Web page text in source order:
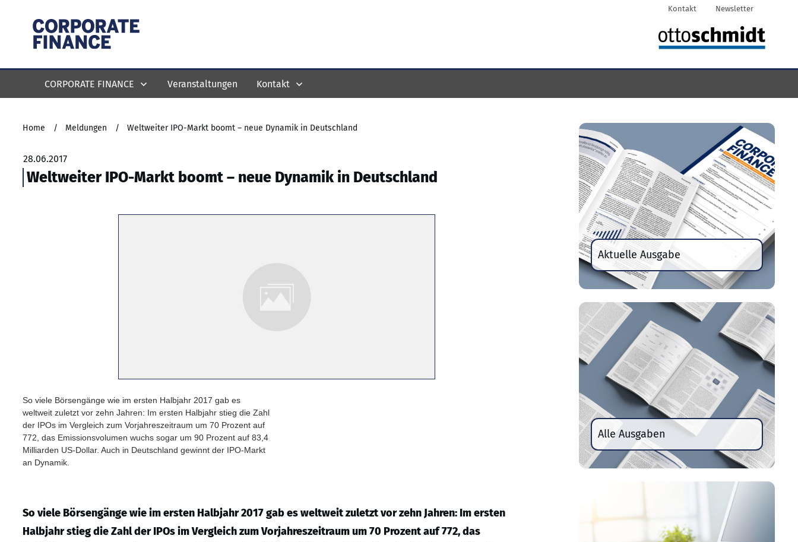
Kontakt Newsletter
CORPORATE FINANCE Veranstaltungen Kontakt
Home / Meldungen / Weltweiter IPO-Markt boomt – neue Dynamik in Deutschland
28.06.2017
Weltweiter IPO-Markt boomt – neue Dynamik in Deutschland
So viele Börsengänge wie im ersten Halbjahr 2017 gab es
weltweit zuletzt vor zehn Jahren: Im ersten Halbjahr stieg die Zahl
der IPOs im Vergleich zum Vorjahreszeitraum um 70 Prozent auf
772, das Emissionsvolumen wuchs sogar um 90 Prozent auf 83,4
Milliarden US-Dollar. Auch in Deutschland gewinnt der IPO-Markt
an Dynamik.
So viele Börsengänge wie im ersten Halbjahr 2017 gab es weltweit zuletzt vor zehn Jahren: Im ersten
Halbjahr stieg die Zahl der IPOs im Vergleich zum Vorjahreszeitraum um 70 Prozent auf 772, das
Aktuelle Ausgabe
Alle Ausgaben